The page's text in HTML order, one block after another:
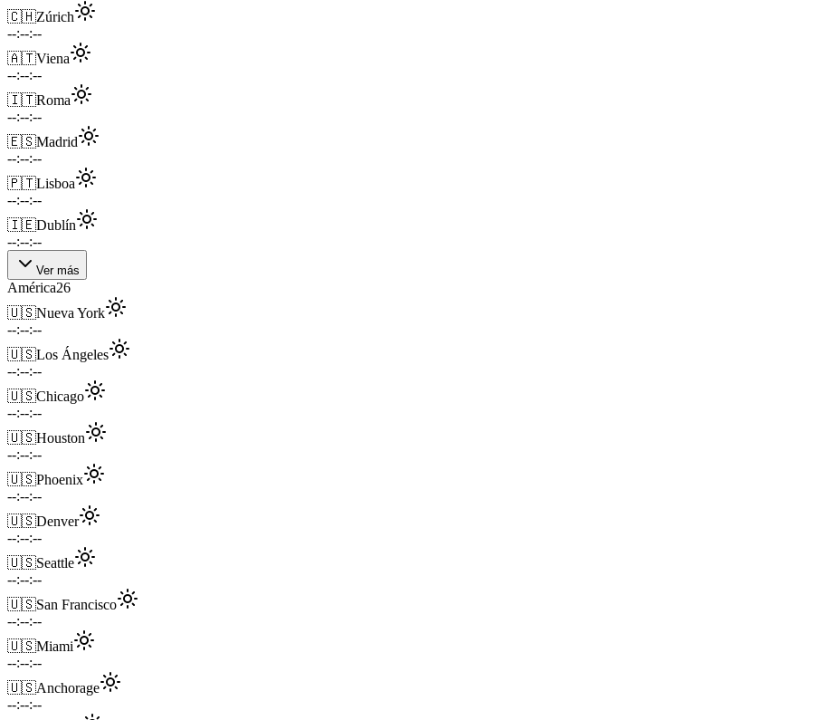
🇨🇭Zúrich
--:--:--
🇦🇹Viena
--:--:--
🇮🇹Roma
--:--:--
🇪🇸Madrid
--:--:--
🇵🇹Lisboa
--:--:--
🇮🇪Dublín
--:--:--
Ver más
América26
🇺🇸Nueva York
--:--:--
🇺🇸Los Ángeles
--:--:--
🇺🇸Chicago
--:--:--
🇺🇸Houston
--:--:--
🇺🇸Phoenix
--:--:--
🇺🇸Denver
--:--:--
🇺🇸Seattle
--:--:--
🇺🇸San Francisco
--:--:--
🇺🇸Miami
--:--:--
🇺🇸Anchorage
--:--:--